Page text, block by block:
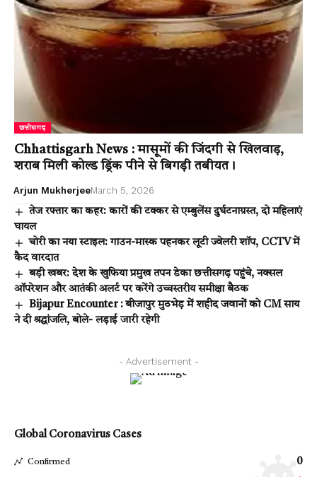
छत्तीसगढ़
Chhattisgarh News : मासूमों की जिंदगी से खिलवाड़,
शराब मिली कोल्ड ड्रिंक पीने से बिगड़ी तबीयत।
Arjun MukherjeeMarch 5, 2026
तेज रफ्तार का कहर: कारों की टक्कर से एम्बुलेंस दुर्घटनाग्रस्त, दो महिलाएं
घायल
चोरी का नया स्टाइल: गाउन-मास्क पहनकर लूटी ज्वेलरी शॉप, CCTV में
कैद वारदात
बड़ी खबर: देश के खुफिया प्रमुख तपन डेका छत्तीसगढ़ पहुंचे, नक्सल
ऑपरेशन और आतंकी अलर्ट पर करेंगे उच्चस्तरीय समीक्षा बैठक
Bijapur Encounter : बीजापुर मुठभेड़ में शहीद जवानों को CM साय
ने दी श्रद्धांजलि, बोले- लड़ाई जारी रहेगी
- Advertisement -
Global Coronavirus Cases
Confirmed 0